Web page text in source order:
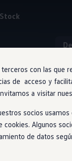
con las que
de acceso y
a visitar
socios
Algunos
de datos
Polo